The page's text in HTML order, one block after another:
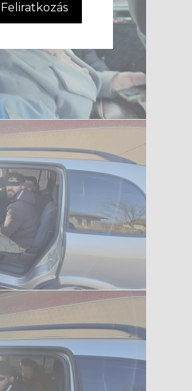
Feliratkozás